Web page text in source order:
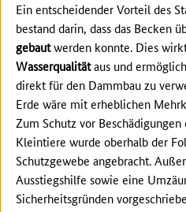
Ein entscheidender Vorteil des
bestand darin, dass das Becken
gebautwerden konnte. Dies
Wasserqualitätaus und
direkt für den Dammbau zu
Erde wäre mit erheblichen
Zum Schutz vor
Kleintiere wurde oberhalb der
Schutzgewebe angebracht.
Ausstiegshilfe sowie eine
Sicherheitsgründen